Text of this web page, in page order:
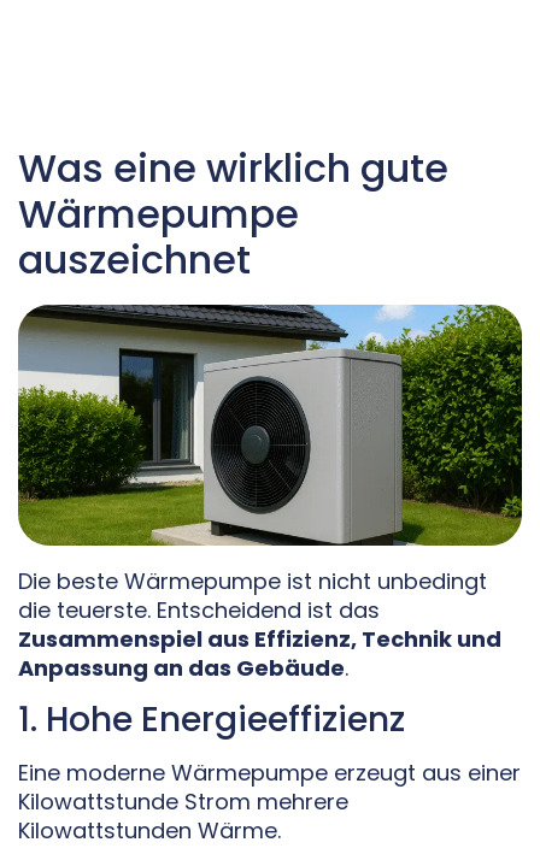
Was eine wirklich gute
Wärmepumpe
auszeichnet
Die beste Wärmepumpe ist nicht unbedingt
die teuerste. Entscheidend ist das
Zusammenspiel aus Effizienz, Technik und
Anpassung an das Gebäude.
1. Hohe Energieeffizienz
Eine moderne Wärmepumpe erzeugt aus einer
Kilowattstunde Strom mehrere
Kilowattstunden Wärme.